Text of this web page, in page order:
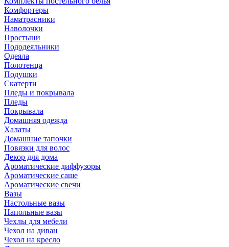
Комфортеры
Наматрасники
Наволочки
Простыни
Пододеяльники
Одеяла
Полотенца
Подушки
Скатерти
Пледы и покрывала
Пледы
Покрывала
Домашняя одежда
Халаты
Домашние тапочки
Повязки для волос
Декор для дома
Ароматические диффузоры
Ароматические саше
Ароматические свечи
Вазы
Настольные вазы
Напольные вазы
Чехлы для мебели
Чехол на диван
Чехол на кресло